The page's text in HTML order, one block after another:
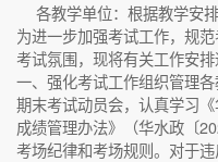
各教学单位：根据教学安
为进一步加强考试工作，规
考试氛围，现将有关工作安
一、强化考试工作组织管理
期末考试动员会，认真学习
成绩管理办法》（华水政〔
考场纪律和考场规则。对于